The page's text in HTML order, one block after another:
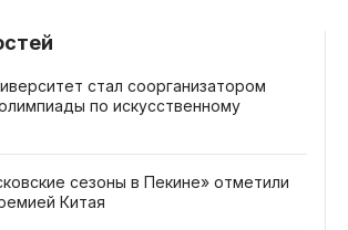
стал соорганизатором
по искусственному
сезоны в Пекине» отметили
Китая